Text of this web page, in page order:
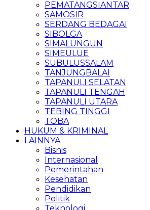
PEMATANGSIANTAR
SAMOSIR
SERDANG BEDAGAI
SIBOLGA
SIMALUNGUN
SIMEULUE
SUBULUSSALAM
TANJUNGBALAI
TAPANULI SELATAN
TAPANULI TENGAH
TAPANULI UTARA
TEBING TINGGI
TOBA
HUKUM & KRIMINAL
LAINNYA
Bisnis
Internasional
Pemerintahan
Kesehatan
Pendidikan
Politik